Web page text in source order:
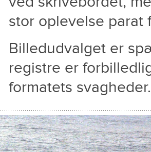
stor oplevelse
Billedudvalget er
registre er
formatets svagheder.